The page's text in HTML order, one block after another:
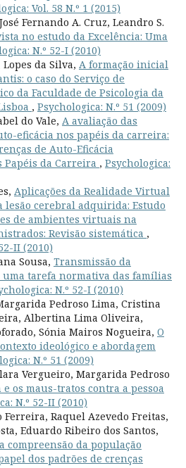
Vol. 58 N.º 1 (2015)
Fernando A. Cruz, Leandro S.
no estudo da Excelência: Uma
N.º 52-I (2010)
da Silva, A formação inicial
o caso do Serviço de
da Faculdade de Psicologia da
, Psychologica: N.º 51 (2009)
do Vale, A avaliação das
eficácia nos papéis da carreira:
de Auto-Eficácia
Papéis da Carreira , Psychologica:
Aplicações da Realidade Virtual
lesão cerebral adquirida: Estudo
de ambientes virtuais na
Revisão sistemática ,
II (2010)
Sousa, Transmissão da
tarefa normativa das famílias
N.º 52-I (2010)
Pedroso Lima, Cristina
Albertina Lima Oliveira,
Sónia Mairos Nogueira, O
ideológico e abordagem
N.º 51 (2009)
Vergueiro, Margarida Pedroso
e os maus-tratos contra a pessoa
N.º 52-II (2010)
Raquel Azevedo Freitas,
Eduardo Ribeiro dos Santos,
compreensão da população
dos padrões de crenças